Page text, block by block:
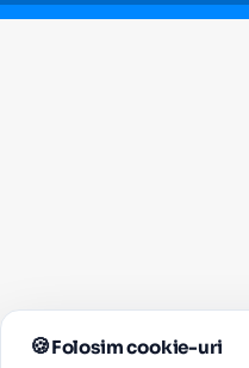
Folosim cookie-uri